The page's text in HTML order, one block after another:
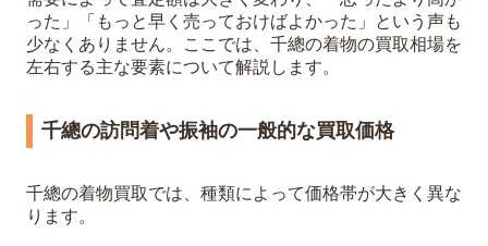
った」「もっと早く売っておけばよかった」という声も
少なくありません。ここでは、千總の着物の買取相場を
左右する主な要素について解説します。
千總の訪問着や振袖の一般的な買取価格
千總の着物買取では、種類によって価格帯が大きく異な
ります。